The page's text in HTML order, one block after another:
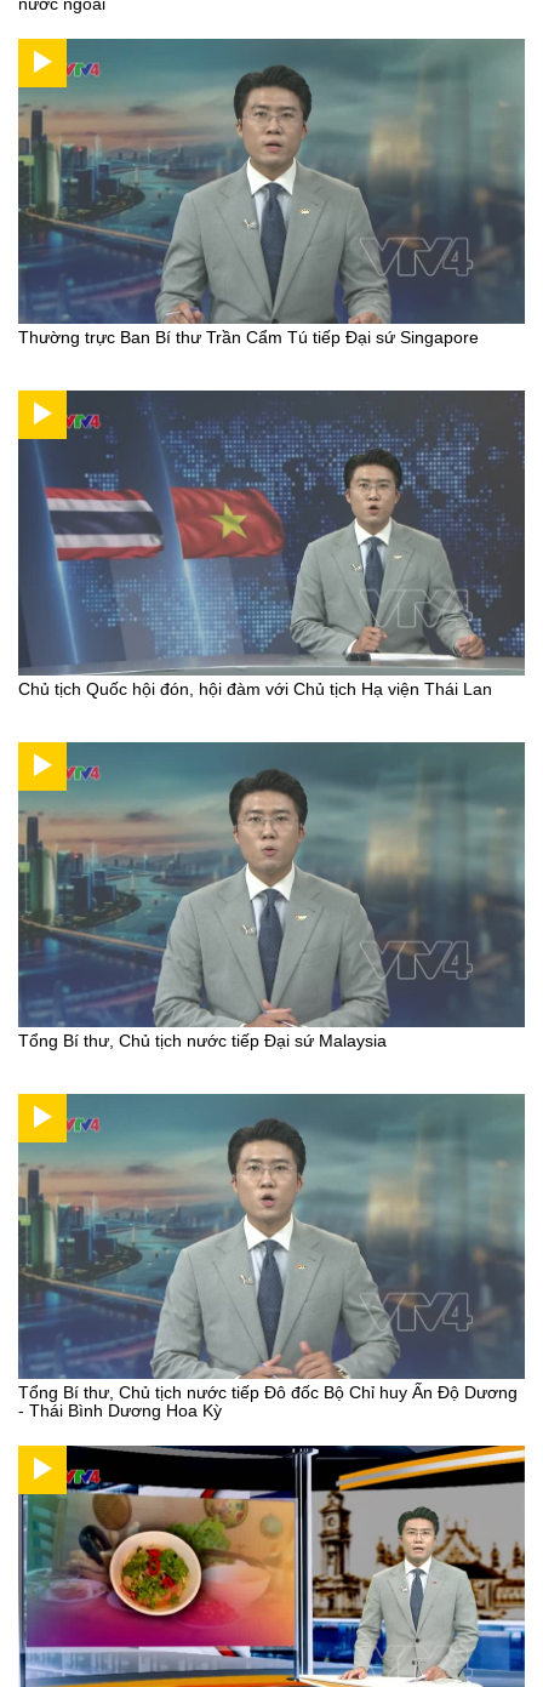
Thường trực Ban Bí thư Trần Cẩm Tú tiếp Đại sứ Singapore
Chủ tịch Quốc hội đón, hội đàm với Chủ tịch Hạ viện Thái Lan
Tổng Bí thư, Chủ tịch nước tiếp Đại sứ Malaysia
Tổng Bí thư, Chủ tịch nước tiếp Đô đốc Bộ Chỉ huy Ấn Độ Dương
- Thái Bình Dương Hoa Kỳ